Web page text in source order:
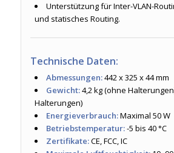
Unterstützung für Inter-VLAN-
und statisches Routing.
Technische Daten:
Abmessungen:442 x 325 x 44 mm
Gewicht:4,2 kg (ohne
Halterungen)
Energieverbrauch:Maximal 50 W
Betriebstemperatur:-5 bis 40 °C
Zertifikate:CE, FCC, IC